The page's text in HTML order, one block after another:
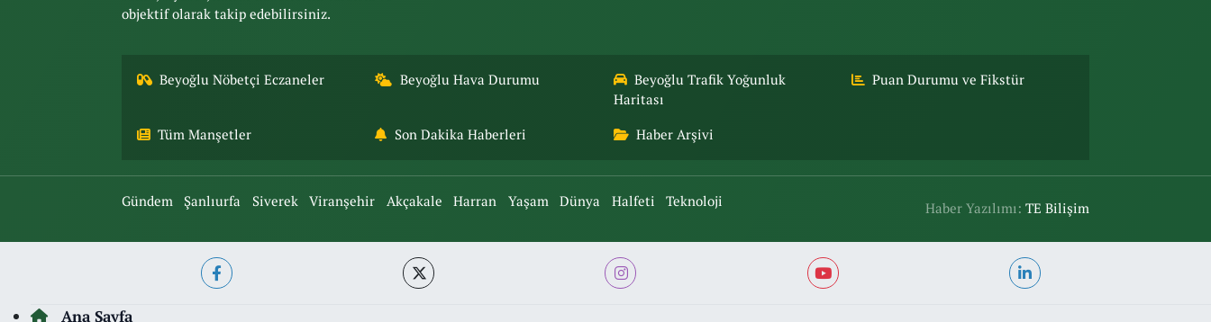
objektif olarak takip edebilirsiniz.
Beyoğlu Nöbetçi Eczaneler Beyoğlu Hava Durumu
Beyoğlu Trafik Yoğunluk
Haritası
Puan Durumu ve Fikstür
Tüm Manşetler Son Dakika Haberleri Haber Arşivi
Gündem Şanlıurfa Siverek Viranşehir Akçakale Harran Yaşam Dünya Halfeti Teknoloji Haber Yazılımı:TE Bilişim
Ana Sayfa